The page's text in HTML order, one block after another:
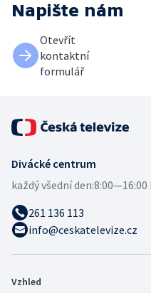
Napište nám
Otevřít
kontaktní
formulář
Divácké centrum
každý všední den:8:00—16:00
261 136 113
info@ceskatelevize.cz
Vzhled